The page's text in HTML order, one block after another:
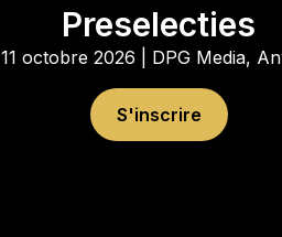
Preselecties
11 octobre 2026 | DPG Media,
S'inscrire